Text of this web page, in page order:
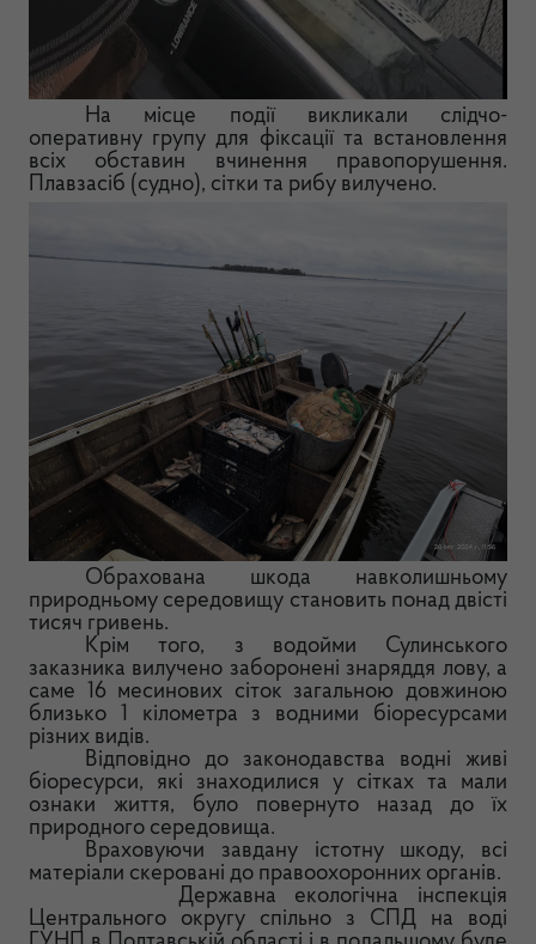
На місце події викликали слідчо-
оперативну групу для фіксації та встановлення
всіх обставин вчинення правопорушення.
Плавзасіб (судно), сітки та рибу вилучено.
Обрахована шкода навколишньому
природньому середовищу становить понад двісті
тисяч гривень.
Крім того, з водойми Сулинського
заказника вилучено заборонені знаряддя лову, а
саме 16 месинових сіток загальною довжиною
близько 1 кілометра з водними біоресурсами
різних видів.
Відповідно до законодавства водні живі
біоресурси, які знаходилися у сітках та мали
ознаки життя, було повернуто назад до їх
природного середовища.
Враховуючи завдану істотну шкоду, всі
матеріали скеровані до правоохоронних органів.
Державна екологічна інспекція
Центрального округу спільно з СПД на воді